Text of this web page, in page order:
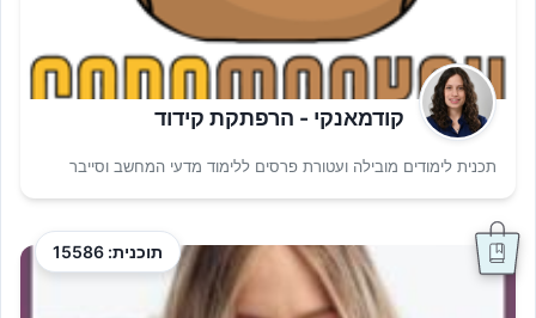
קודמאנקי - הרפתקת קידוד
תכנית לימודים מובילה ועטורת פרסים ללימוד מדעי המחשב וסייבר
תוכנית: 15586